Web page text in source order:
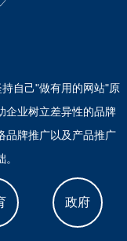
自己"做有用的网站"原
企业树立差异性的品牌
品牌推广以及产品推广
政府